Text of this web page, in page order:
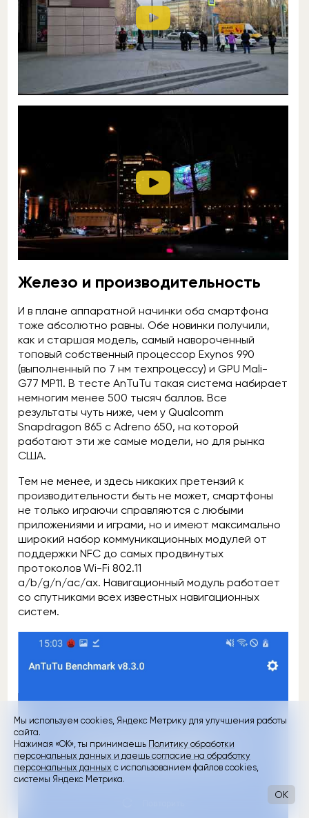
Железо и производительность
И в плане аппаратной начинки оба смартфона
тоже абсолютно равны. Обе новинки получили,
как и старшая модель, самый навороченный
топовый собственный процессор Exynos 990
(выполненный по 7 нм техпроцессу) и GPU Mali-
G77 MP11. В тесте AnTuTu такая система набирает
немногим менее 500 тысяч баллов. Все
результаты чуть ниже, чем у Qualcomm
Snapdragon 865 с Adreno 650, на которой
работают эти же самые модели, но для рынка
США.
Тем не менее, и здесь никаких претензий к
производительности быть не может, смартфоны
не только играючи справляются с любыми
приложениями и играми, но и имеют максимально
широкий набор коммуникационных модулей от
поддержки NFC до самых продвинутых
протоколов Wi-Fi 802.11
a/b/g/n/ac/ax. Навигационный модуль работает
со спутниками всех известных навигационных
систем.
Мы используем cookies, Яндекс Метрику для улучшения работы
сайта.
Нажимая «ОК», ты принимаешь Политику обработки
персональных данных и даешь согласие на обработку
персональных данных с использованием файлов cookies,
системы Яндекс Метрика.
OK